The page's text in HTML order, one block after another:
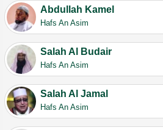
Abdullah Kamel
Hafs An Asim
Salah Al Budair
Hafs An Asim
Salah Al Jamal
Hafs An Asim